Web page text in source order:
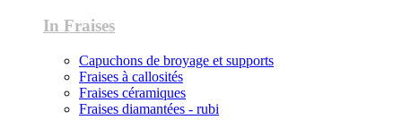
In Fraises
Capuchons de broyage et supports
Fraises à callosités
Fraises céramiques
Fraises diamantées - rubi